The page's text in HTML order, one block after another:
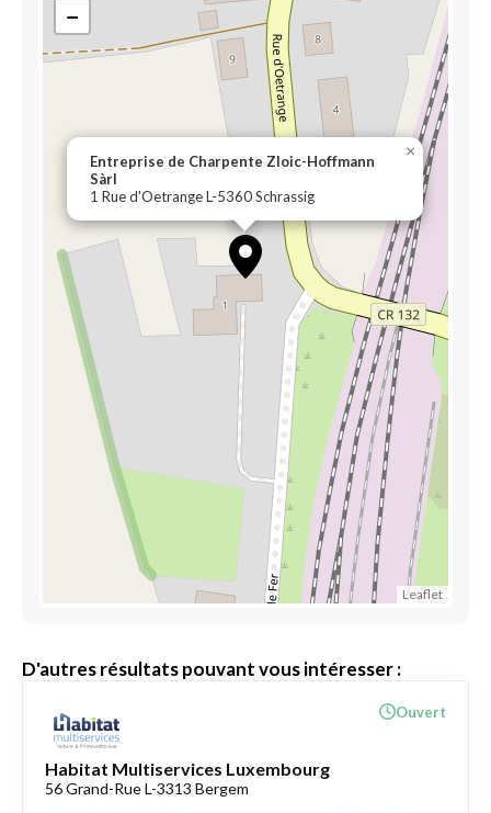
Entreprise de Charpente Zloic-Hoffmann
Sàrl
1 Rue d'Oetrange L-5360 Schrassig
×
−
Leaflet
D'autres résultats pouvant vous intéresser :
Habitat Multiservices Luxembourg
56 Grand-Rue L-3313 Bergem
Ouvert